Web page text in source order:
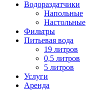
Водораздатчики
Напольные
Настольные
Фильтры
Питьевая вода
19 литров
0,5 литров
5 литров
Услуги
Аренда